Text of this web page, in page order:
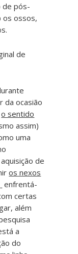
de pós-
os ossos,
de
da ocasião
o sentido
assim)
uma
de
os nexos
enfrentá-
certas
além
a
do